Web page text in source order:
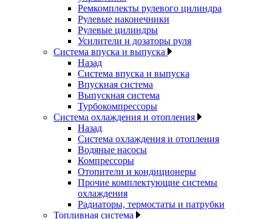
Ремкомплекты рулевого цилиндра
Рулевые наконечники
Рулевые цилиндры
Усилители и дозаторы руля
Система впуска и выпуска
Назад
Система впуска и выпуска
Впускная система
Выпускная система
Турбокомпрессоры
Система охлаждения и отопления
Назад
Система охлаждения и отопления
Водяные насосы
Компрессоры
Отопители и кондиционеры
Прочие комплектующие системы
охлаждения
Радиаторы, термостаты и патрубки
Топливная система